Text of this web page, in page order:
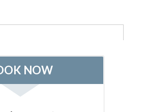
Tickets Fast Track Entrance